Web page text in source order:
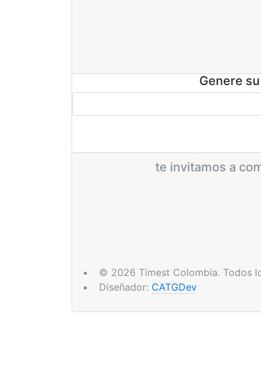
Genere
te invitamos a
© 2026 Timest Colombia. Todos
Diseñador: CATGDev